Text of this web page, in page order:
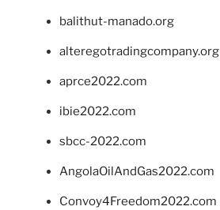
balithut-manado.org
alteregotradingcompany.org
aprce2022.com
ibie2022.com
sbcc-2022.com
AngolaOilAndGas2022.com
Convoy4Freedom2022.com